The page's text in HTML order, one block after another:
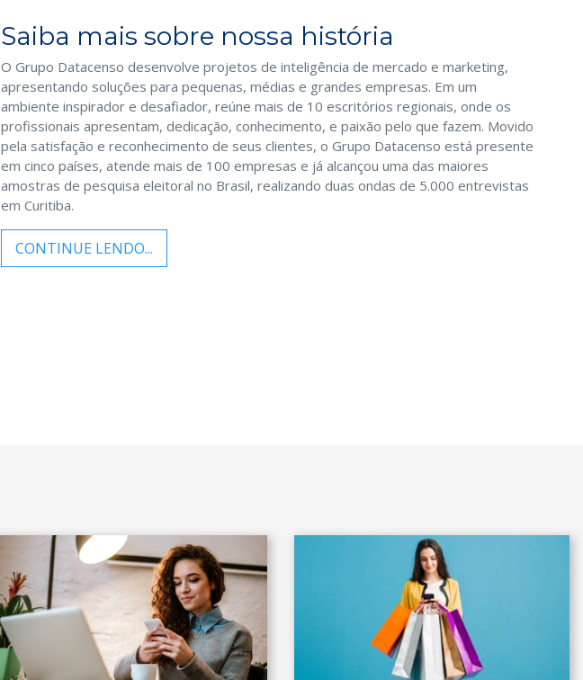
Saiba mais sobre nossa história
O Grupo Datacenso desenvolve projetos de inteligência de mercado e marketing,
apresentando soluções para pequenas, médias e grandes empresas. Em um
ambiente inspirador e desafiador, reúne mais de 10 escritórios regionais, onde os
profissionais apresentam, dedicação, conhecimento, e paixão pelo que fazem. Movido
pela satisfação e reconhecimento de seus clientes, o Grupo Datacenso está presente
em cinco países, atende mais de 100 empresas e já alcançou uma das maiores
amostras de pesquisa eleitoral no Brasil, realizando duas ondas de 5.000 entrevistas
em Curitiba.
CONTINUE LENDO...